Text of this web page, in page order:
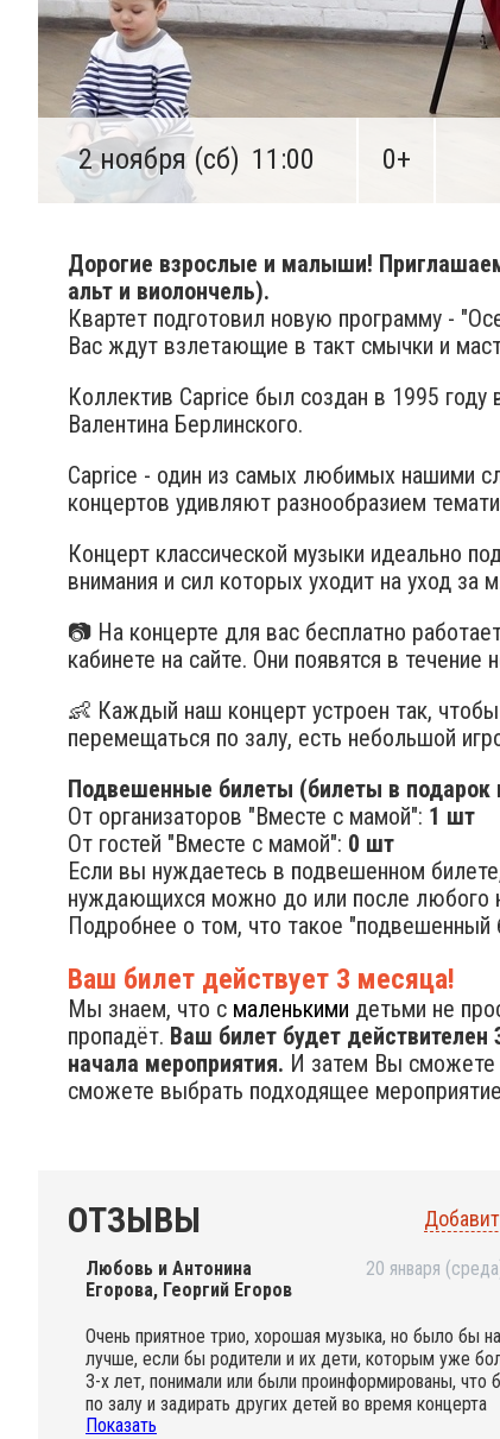
2 ноября (сб) 11:00 0+
Дорогие взрослые и малыши!
альт и виолончель).
Квартет подготовил новую программу -
Вас ждут взлетающие в такт смычки и
Коллектив Caprice был создан в 1995
Валентина Берлинского.
Caprice - один из самых любимых нашими
концертов удивляют разнообразием
Концерт классической музыки идеально
внимания и сил которых уходит на уход за
📷 На концерте для вас бесплатно
кабинете на сайте. Они появятся в
👶 Каждый наш концерт устроен так,
перемещаться по залу, есть небольшой
Подвешенные билеты (билеты в подарок
От организаторов "Вместе с мамой": 1 шт
От гостей "Вместе с мамой": 0 шт
Если вы нуждаетесь в подвешенном
нуждающихся можно до или после любого
Подробнее о том, что такое "подвешенный
Ваш билет действует 3 месяца!
Мы знаем, что с маленькими детьми не
пропадёт. Ваш билет будет
начала мероприятия. И затем Вы сможете
сможете выбрать подходящее
ОТЗЫВЫ
Любовь и Антонина
Егорова, Георгий Егоров
20 января
Очень приятное трио, хорошая музыка, но было бы
лучше, если бы родители и их дети, которым уже
3-х лет, понимали или были проинформированы, что
по залу и задирать других детей во время концерта
класической музыки, неприемлимо. Спасибо!
Показать